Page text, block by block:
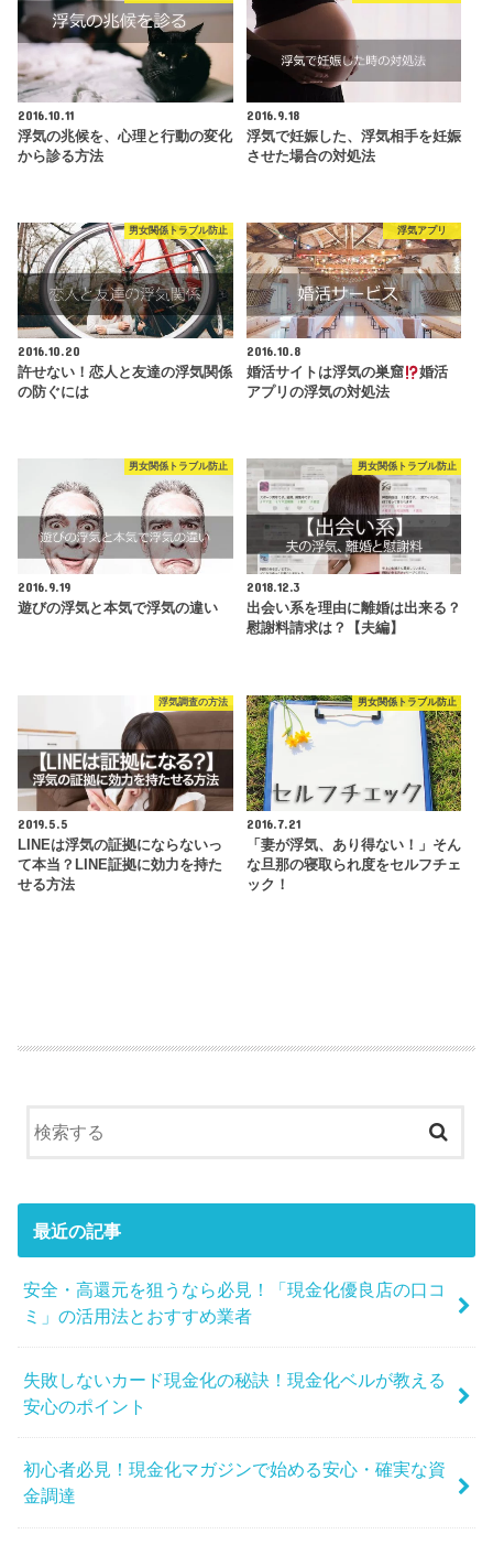
2016.10.11
浮気の兆候を、心理と行動の変化
から診る方法
2016.9.18
浮気で妊娠した、浮気相手を妊娠
させた場合の対処法
男女関係トラブル防止
2016.10.20
許せない！恋人と友達の浮気関係
の防ぐには
浮気アプリ
2016.10.8
婚活サイトは浮気の巣窟
婚活
アプリの浮気の対処法
男女関係トラブル防止
2016.9.19
遊びの浮気と本気で浮気の違い
男女関係トラブル防止
2018.12.3
出会い系を理由に離婚は出来る？
慰謝料請求は？【夫編】
浮気調査の方法
2019.5.5
LINEは浮気の証拠にならないっ
て本当？LINE証拠に効力を持た
せる方法
男女関係トラブル防止
2016.7.21
「妻が浮気、あり得ない！」そん
な旦那の寝取られ度をセルフチェ
ック！
最近の記事
安全・高還元を狙うなら必見！「現金化優良店の口コ
ミ」の活用法とおすすめ業者
失敗しないカード現金化の秘訣！現金化ベルが教える
安心のポイント
初心者必見！現金化マガジンで始める安心・確実な資
金調達